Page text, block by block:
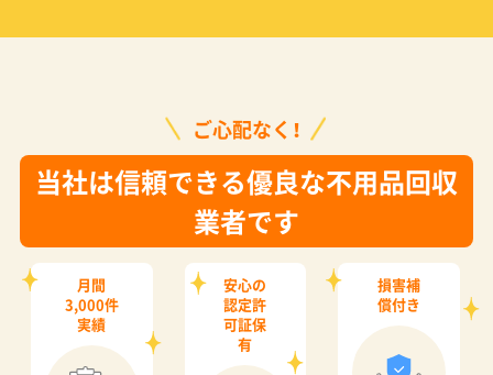
ご心配なく！
当社は信頼できる優良な不用品回収
業者です
月間
3,000件
実績
安心の
認定許
可証保
有
損害補
償付き